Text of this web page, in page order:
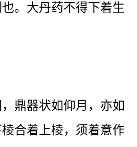
。大丹药不得下着生
鼎器状如仰月，亦如
合着上棱，须着意作